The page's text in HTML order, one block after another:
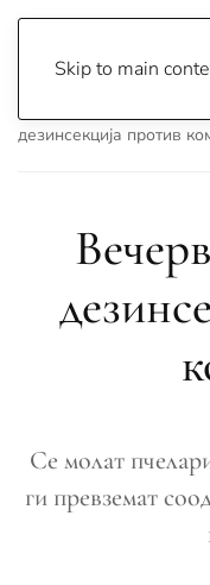
Skip to main
дезинсекција против
Се молат
ги превземат